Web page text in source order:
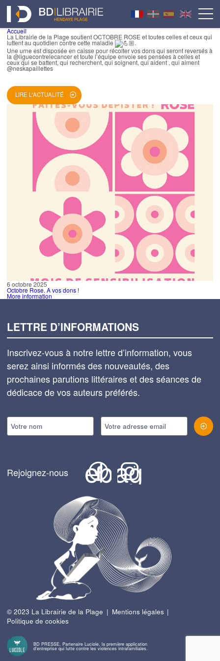
Accueil
La Librairie de la Plage soutient OCTOBRE ROSE et toutes celles et ceux qui
luttent au quotidien contre cette maladie
.
Une urne est disposée en caisse pour récolter vos dons qui seront reversés à
la @liguecontrelecancer et toute l’équipe envoie ses pensées à celles et
ceux qui se battent, qui recherchent, qui soignent, qui aident , qui aiment
@neskapaillettes
LIRE L'ACTUALITÉ
6 octobre 2025
Octobre Rose. A vos dons !
More information
LETTRE D’INFORMATIONS
Inscrivez-vous à notre lettre d’information, vous
serez ainsi informés des nouveautés, des
prochaines parutions littéraires et des séances de
dédicace de vos auteurs préférés.
Rejoignez-nousFacebook
Instagram
© 2023 La Librairie de la Plage
Mentions légales
Politique de cookies
BD PRESSE, Partenaire Luciole, la première application
d'entreprise qui lutte contre les violences intrafamiliales.